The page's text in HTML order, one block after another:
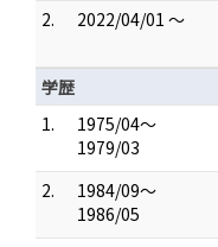
2.
2022/04/01 ～
学歴
1.
1975/04～
1979/03
2.
1984/09～
1986/05